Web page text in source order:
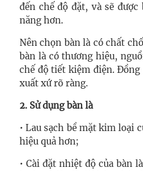
đến chế độ đặt, và sẽ
năng hơn.
Nên chọn bàn là có chất
bàn là có thương hiệu,
chế độ tiết kiệm điện.
xuất xứ rõ ràng.
2. Sử dụng bàn là
• Lau sạch bề mặt kim loại
hiệu quả hơn;
• Cài đặt nhiệt độ của bàn